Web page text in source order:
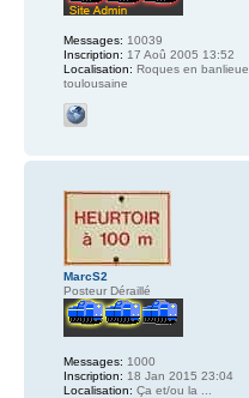
Messages: 10039
Inscription: 17 Aoû 2005 13:52
Localisation: Roques en banlieue
toulousaine
MarcS2
Posteur Déraillé
Messages: 1000
Inscription: 18 Jan 2015 23:04
Localisation: Ça et/ou la ...